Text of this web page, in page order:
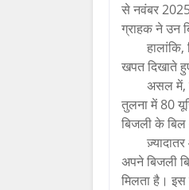
से नवंबर 2025
ग्राहक ने उन
खपत दिखाते
असल में,
तुलना में 80
बिजली के
अपने बिजली
मिलता है। इस